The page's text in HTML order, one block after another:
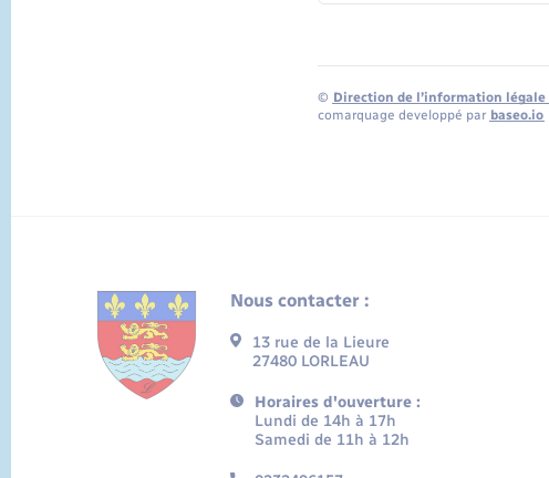
© Direction de l’information
comarquage developpé par baseo.io
Nous contacter :
13 rue de la Lieure
27480 LORLEAU
Horaires d'ouverture :
Lundi de 14h à 17h
Samedi de 11h à 12h